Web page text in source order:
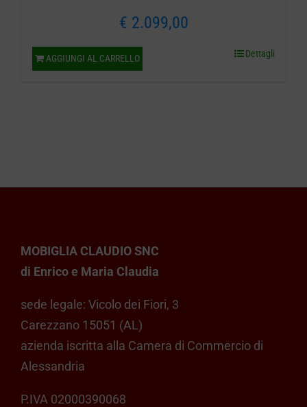
€ 2.099,00
AGGIUNGI AL CARRELLO Dettagli
MOBIGLIA CLAUDIO SNC
di Enrico e Maria Claudia
sede legale: Vicolo dei Fiori, 3
Carezzano 15051 (AL)
azienda iscritta alla Camera di Commercio di
Alessandria
P.IVA 02000390068